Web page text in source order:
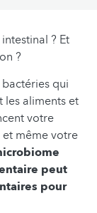
? Et
?
qui
les aliments et
votre
même votre
peut
pour